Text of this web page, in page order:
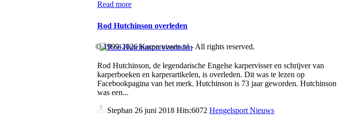
Read more
Rod Hutchinson overleden
Rod Hutchinson, de legendarische Engelse karpervisser en schrijver van
karperboeken en karperartikelen, is overleden. Dit was te lezen op
Facebookpagina van het merk. Hutchinson is 73 jaar geworden. Hutchinson
was een...
Stephan 26 juni 2018 Hits:6072 Hengelsport Nieuws
© 1999-2026 Karpervissen.nl - All rights reserved.